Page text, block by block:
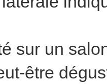
sur un
être